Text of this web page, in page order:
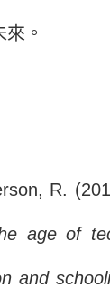
。
R.
age of
and